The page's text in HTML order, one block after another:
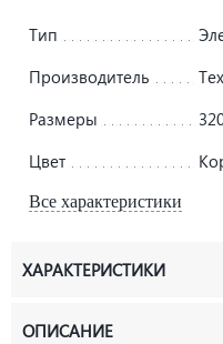
Тип
Производитель
Размеры
Цвет
Все характеристики
ХАРАКТЕРИСТИКИ
ОПИСАНИЕ